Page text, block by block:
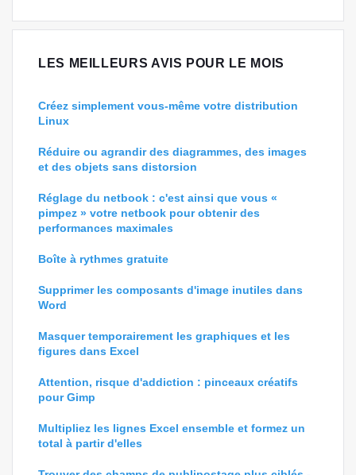
LES MEILLEURS AVIS POUR LE MOIS
Créez simplement vous-même votre distribution
Linux
Réduire ou agrandir des diagrammes, des images
et des objets sans distorsion
Réglage du netbook : c'est ainsi que vous «
pimpez » votre netbook pour obtenir des
performances maximales
Boîte à rythmes gratuite
Supprimer les composants d'image inutiles dans
Word
Masquer temporairement les graphiques et les
figures dans Excel
Attention, risque d'addiction : pinceaux créatifs
pour Gimp
Multipliez les lignes Excel ensemble et formez un
total à partir d'elles